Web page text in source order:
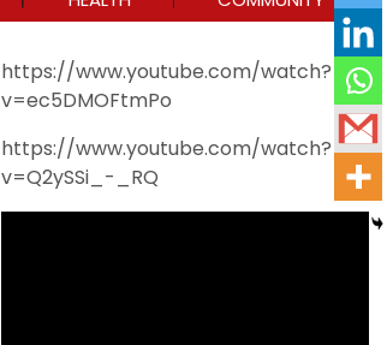
https://www.youtube.com/watch?
v=ec5DMOFtmPo
https://www.youtube.com/watch?
v=Q2ySSi_-_RQ